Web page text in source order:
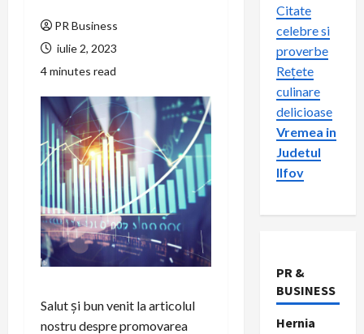
PR Business
iulie 2, 2023
4 minutes read
Salut și bun venit la articolul
nostru despre promovarea
Citate
celebre si
proverbe
Rețete
culinare
delicioase
Vremea in
Judetul
Ilfov
PR &
BUSINESS
Hernia